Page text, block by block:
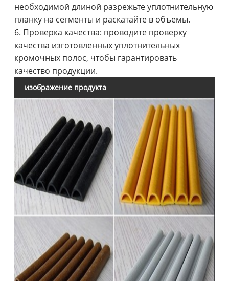
необходимой длиной разрежьте уплотнительную
планку на сегменты и раскатайте в объемы.
6. Проверка качества: проводите проверку
качества изготовленных уплотнительных
кромочных полос, чтобы гарантировать
качество продукции.
изображение продукта